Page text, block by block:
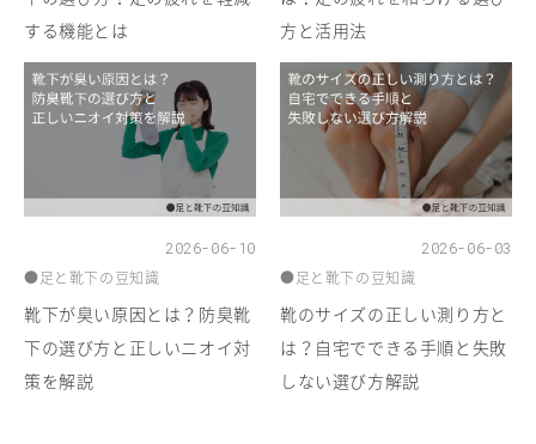
する機能とは
方と活用法
2026-06-10
●足と靴下の豆知識
靴下が臭い原因とは？防臭靴
下の選び方と正しいニオイ対
策を解説
2026-06-03
●足と靴下の豆知識
靴のサイズの正しい測り方と
は？自宅でできる手順と失敗
しない選び方解説